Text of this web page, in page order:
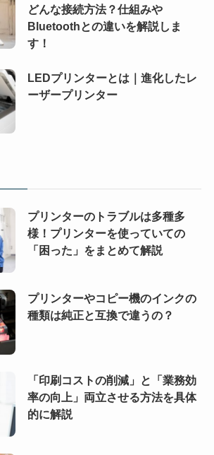
どんな接続方法？仕組みや
Bluetoothとの違いを解説しま
す！
LEDプリンターとは｜進化したレ
ーザープリンター
プリンターのトラブルは多種多
様！プリンターを使っていての
「困った」をまとめて解説
プリンターやコピー機のインクの
種類は純正と互換で違うの？
「印刷コストの削減」と「業務効
率の向上」両立させる方法を具体
的に解説